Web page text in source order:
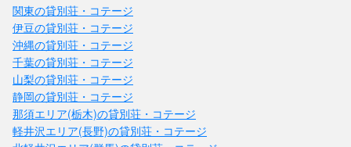
関東の貸別荘・コテージ
伊豆の貸別荘・コテージ
沖縄の貸別荘・コテージ
千葉の貸別荘・コテージ
山梨の貸別荘・コテージ
静岡の貸別荘・コテージ
那須エリア(栃木)の貸別荘・コテージ
軽井沢エリア(長野)の貸別荘・コテージ